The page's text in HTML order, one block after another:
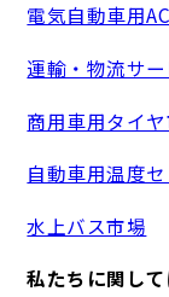
電気自動車用
運輸・物流サ
商用車用タイ
自動車用温度
水上バス市場
私たちに関して